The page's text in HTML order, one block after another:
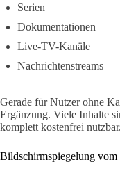
Serien
Dokumentationen
Live-TV-Kanäle
Nachrichtenstreams
Gerade für Nutzer ohne
Ergänzung. Viele Inhalte
komplett kostenfrei nutzbar.
Bildschirmspiegelung